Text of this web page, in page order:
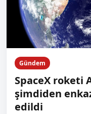
Gündem
SpaceX roketi
şimdiden
edildi